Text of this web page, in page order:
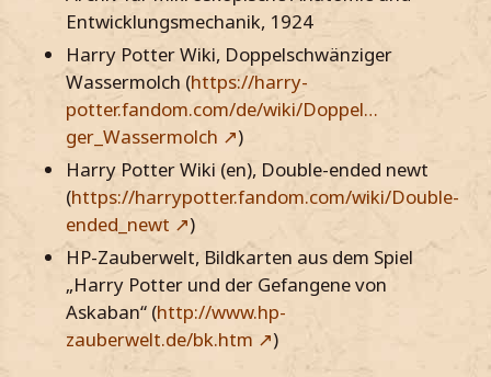
Entwicklungsmechanik, 1924
Harry Potter Wiki, Doppelschwänziger
Wassermolch (https://harry-
potter.fandom.com/de/wiki/Doppel…
ger_Wassermolch
)
Harry Potter Wiki (en), Double-ended newt
(https://harrypotter.fandom.com/wiki/Double-
ended_newt
)
HP-Zauberwelt, Bildkarten aus dem Spiel
„Harry Potter und der Gefangene von
Askaban“ (http://www.hp-
zauberwelt.de/bk.htm
)